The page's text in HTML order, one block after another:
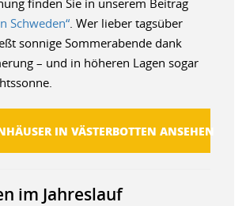
finden Sie in unserem Beitrag
Schweden“. Wer lieber tagsüber
sonnige Sommerabende dank
– und in höheren Lagen sogar
IN VÄSTERBOTTEN ANSEHEN
im Jahreslauf